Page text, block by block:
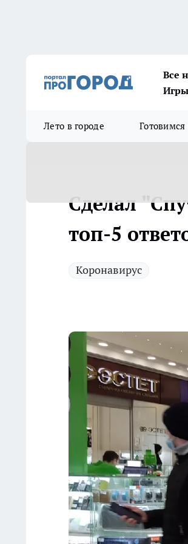
Все
Игры
Лето в городе
Сделал
топ-5
Коронавирус